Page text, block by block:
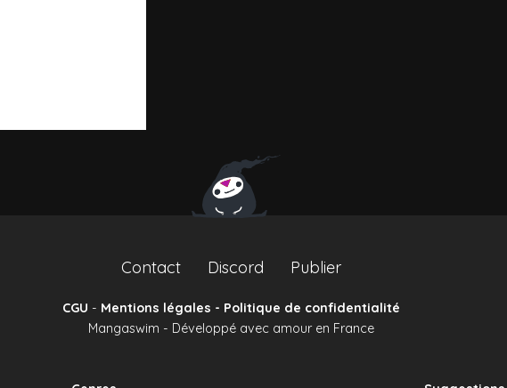
Contact Discord Publier
CGU - Mentions légales - Politique de confidentialité
Mangaswim - Développé avec amour en France